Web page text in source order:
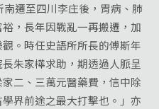
遷至四川李庄後，胃病、肺
，長年因戰亂一再搬遷，加
。時任史語所所長的傅斯年
朱家樺求助，期透過人脈呈
二、三萬元醫藥費，信中除
界前途之最大打擊也。」亦